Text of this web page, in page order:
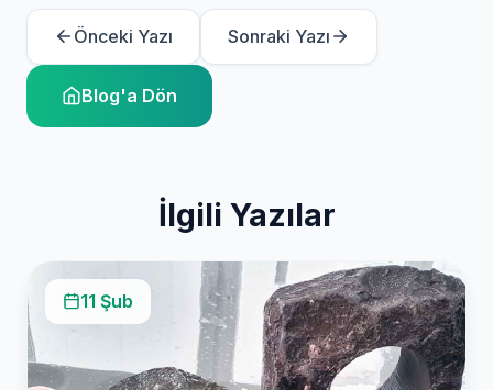
Önceki Yazı Sonraki Yazı
Blog'a Dön
İlgili Yazılar
11 Şub